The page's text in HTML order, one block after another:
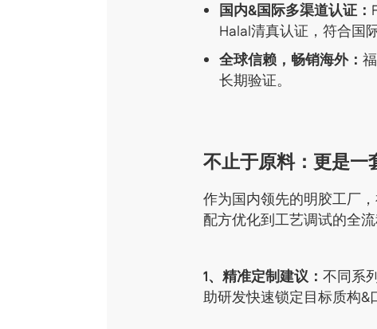
国内&国际多渠道认证：
Halal清真认证，符合国
全球信赖，畅销海外：
长期验证。
不止于原料：更是一
作为国内领先的明胶工厂
配方优化到工艺调试的全
1、精准定制建议：不同系
助研发快速锁定目标质构&